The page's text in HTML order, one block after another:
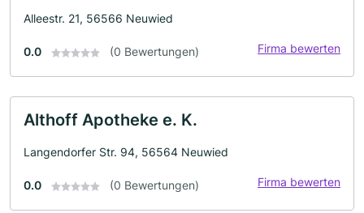
Alleestr. 21, 56566 Neuwied
0.0 (0 Bewertungen) Firma bewerten
Althoff Apotheke e. K.
Langendorfer Str. 94, 56564 Neuwied
0.0 (0 Bewertungen) Firma bewerten